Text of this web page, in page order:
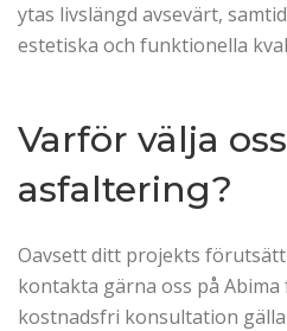
ytas livslängd avsevärt,
estetiska och funktionella
Varför välja
asfaltering?
Oavsett ditt projekts
kontakta gärna oss på
kostnadsfri konsultation